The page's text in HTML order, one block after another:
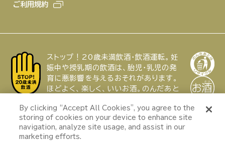
特集
“冷え”で夏はもっと
おいしくなる
キンキンの氷点下生
ビールを自宅でも楽
ご利用規約
ストップ！20歳未満飲酒・飲酒運転。妊
娠中や授乳期の飲酒は、胎児・乳児の発
育に悪影響を与えるおそれがあります。
ほどよく、楽しく、いいお酒。のんだあと
Copyright © ASAHI GROUP JAPAN,
By clicking “Accept All Cookies”, you agree to the
storing of cookies on your device to enhance site
navigation, analyze site usage, and assist in our
marketing efforts.